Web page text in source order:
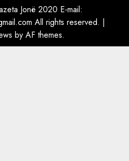
me Talo Çelën”,
e Nuredin Dumanit
për PERSONAT që e
Jonë 2020 E-mail:
All rights reserved. |
by AF themes.